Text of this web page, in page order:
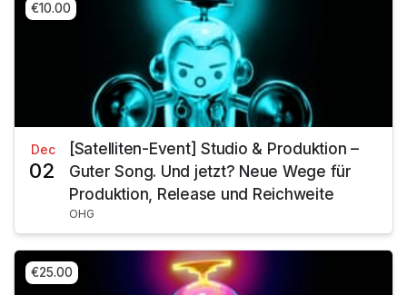
€10.00
Dec
02
[Satelliten-Event] Studio & Produktion –
Guter Song. Und jetzt? Neue Wege für
Produktion, Release und Reichweite
OHG
€25.00